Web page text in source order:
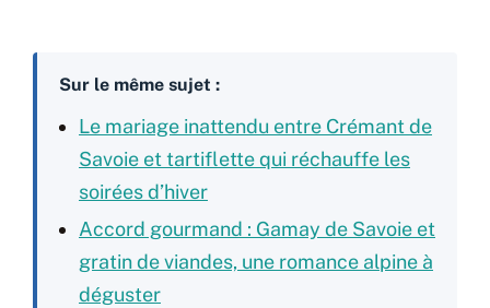
Sur le même sujet :
Le mariage inattendu entre Crémant de
Savoie et tartiflette qui réchauffe les
soirées d’hiver
Accord gourmand : Gamay de Savoie et
gratin de viandes, une romance alpine à
déguster